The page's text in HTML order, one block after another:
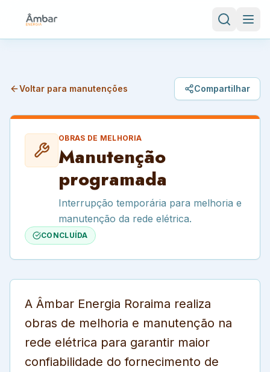
Voltar para manutenções Compartilhar
OBRAS DE MELHORIA
Manutenção
programada
Interrupção temporária para melhoria e
manutenção da rede elétrica.
CONCLUÍDA
A Âmbar Energia Roraima realiza
obras de melhoria e manutenção na
rede elétrica para garantir maior
confiabilidade do fornecimento de